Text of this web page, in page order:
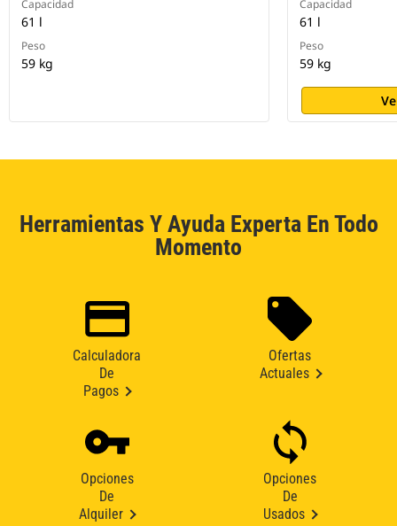
Capacidad
61 l
Peso
59 kg
Capacidad
61 l
Peso
59 kg
Herramientas Y Ayuda Experta En Todo
Momento
Calculadora
De
Pagos
Ofertas
Actuales
Opciones
De
Alquiler
Opciones
De
Usados